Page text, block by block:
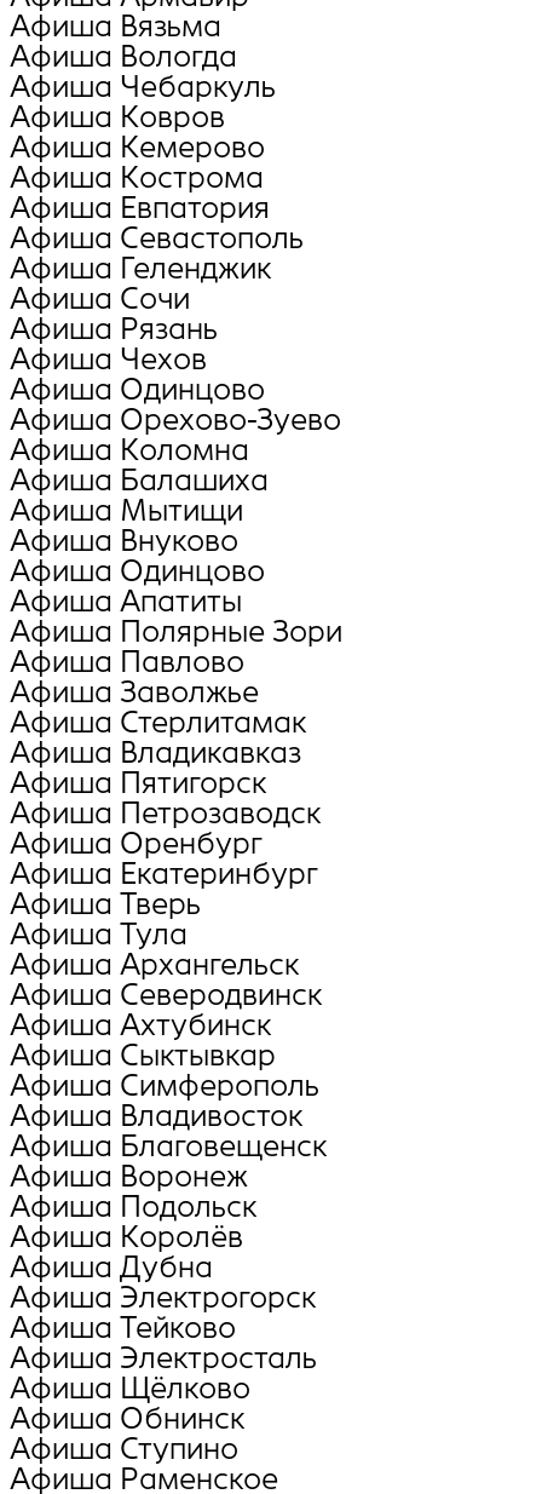
Афиша Вязьма
Афиша Вологда
Афиша Чебаркуль
Афиша Ковров
Афиша Кемерово
Афиша Кострома
Афиша Евпатория
Афиша Севастополь
Афиша Геленджик
Афиша Сочи
Афиша Рязань
Афиша Чехов
Афиша Одинцово
Афиша Орехово-Зуево
Афиша Коломна
Афиша Балашиха
Афиша Мытищи
Афиша Внуково
Афиша Oдинцово
Афиша Апатиты
Афиша Полярные Зори
Афиша Павлово
Афиша Заволжье
Афиша Стерлитамак
Афиша Владикавказ
Афиша Пятигорск
Афиша Петрозаводск
Афиша Оренбург
Афиша Екатеринбург
Афиша Тверь
Афиша Тула
Афиша Архангельск
Афиша Северодвинск
Афиша Ахтубинск
Афиша Сыктывкар
Афиша Симферополь
Афиша Владивосток
Афиша Благовещенск
Афиша Воронеж
Афиша Подольск
Афиша Королёв
Афиша Дубна
Афиша Электрогорск
Афиша Тейково
Афиша Электросталь
Афиша Щёлково
Афиша Обнинск
Афиша Ступино
Афиша Раменское